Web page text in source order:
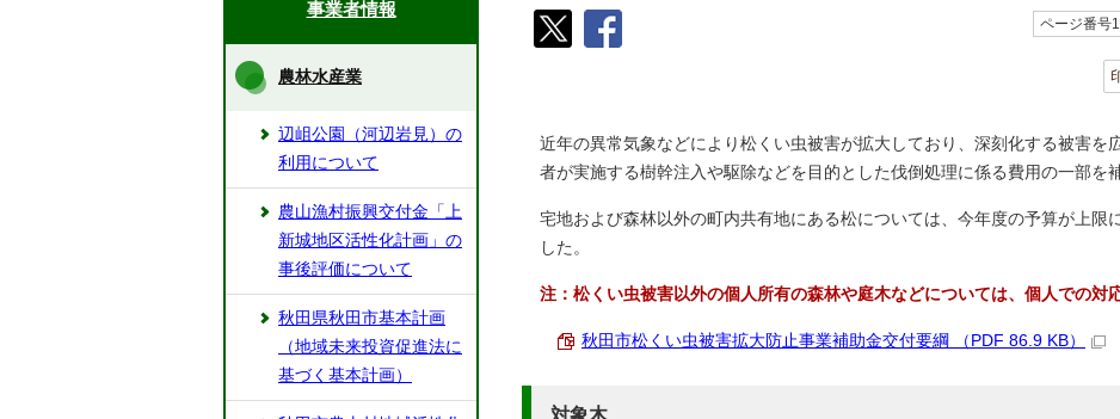
ページ番号
近年の異常気象などにより松くい虫被害が拡大しており、深刻化する被害を
者が実施する樹幹注入や駆除などを目的とした伐倒処理に係る費用の一部を
宅地および森林以外の町内共有地にある松については、今年度の予算が上限
した。
注：松くい虫被害以外の個人所有の森林や庭木などについては、個人での対
秋田市松くい虫被害拡大防止事業補助金交付要綱 （PDF 86.9 KB）
対象木
事業者情報
農林水産業
辺岨公園（河辺岩見）の
利用について
農山漁村振興交付金「上
新城地区活性化計画」の
事後評価について
秋田県秋田市基本計画
（地域未来投資促進法に
基づく基本計画）